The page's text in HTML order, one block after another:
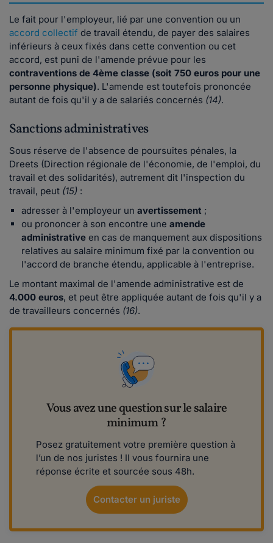
Le fait pour l'employeur, lié par une convention ou un
accord collectif de travail étendu, de payer des salaires
inférieurs à ceux fixés dans cette convention ou cet
accord, est puni de l'amende prévue pour les
contraventions de 4ème classe (soit 750 euros pour une
personne physique). L'amende est toutefois prononcée
autant de fois qu'il y a de salariés concernés (14).
Sanctions administratives
Sous réserve de l'absence de poursuites pénales, la
Dreets (Direction régionale de l'économie, de l'emploi, du
travail et des solidarités), autrement dit l'inspection du
travail, peut (15) :
adresser à l'employeur un avertissement ;
ou prononcer à son encontre une amende
administrative en cas de manquement aux dispositions
relatives au salaire minimum fixé par la convention ou
l'accord de branche étendu, applicable à l'entreprise.
Le montant maximal de l'amende administrative est de
4.000 euros, et peut être appliquée autant de fois qu'il y a
de travailleurs concernés (16).
Vous avez une question sur le salaire
minimum ?
Posez gratuitement votre première question à
l’un de nos juristes ! Il vous fournira une
réponse écrite et sourcée sous 48h.
Contacter un juriste